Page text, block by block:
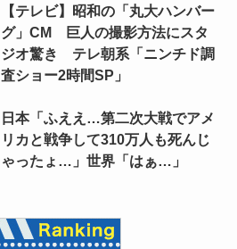
【テレビ】昭和の「丸大ハンバー
グ」CM 巨人の撮影方法にスタ
ジオ驚き テレ朝系「ニンチド調
査ショー2時間SP」
日本「ふええ…第二次大戦でアメ
リカと戦争して310万人も死んじ
ゃったょ…」世界「はぁ…」